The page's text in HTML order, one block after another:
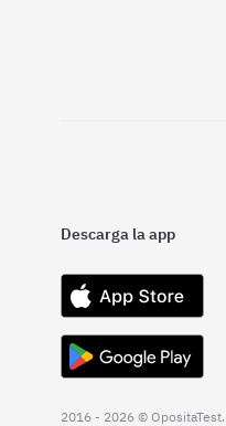
Descarga la app
2016 - 2026 © OpositaTest.